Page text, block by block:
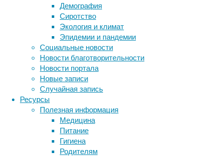
Демография
Сиротство
Экология и климат
Эпидемии и пандемии
Социальные новости
Новости благотворительности
Новости портала
Новые записи
Случайная запись
Ресурсы
Полезная информация
Медицина
Питание
Гигиена
Родителям
появляется
возможность
развернуть
собственную
корпоративную
сеть.
Внутренняя
коммуникация
компании
упрощается,
ее
возможности
возрастают.